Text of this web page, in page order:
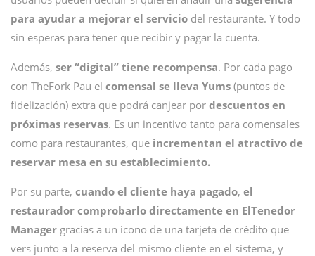
para ayudar a mejorar el servicio del restaurante. Y todo
sin esperas para tener que recibir y pagar la cuenta.
Además, ser “digital” tiene recompensa. Por cada pago
con TheFork Pau el comensal se lleva Yums (puntos de
fidelización) extra que podrá canjear por descuentos en
próximas reservas. Es un incentivo tanto para comensales
como para restaurantes, que incrementan el atractivo de
reservar mesa en su establecimiento.
Por su parte, cuando el cliente haya pagado, el
restaurador comprobarlo directamente en ElTenedor
Manager gracias a un icono de una tarjeta de crédito que
vers junto a la reserva del mismo cliente en el sistema, y